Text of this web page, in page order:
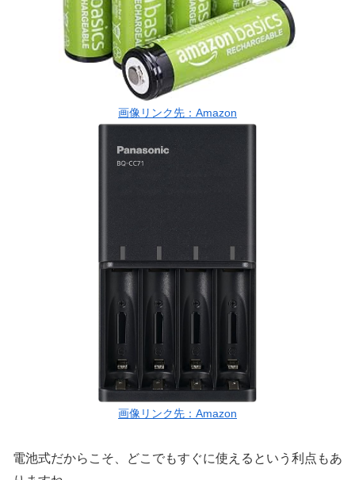
画像リンク先：Amazon
画像リンク先：Amazon
電池式だからこそ、どこでもすぐに使えるという利点もあ